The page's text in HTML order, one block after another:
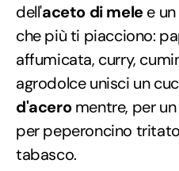
dell'aceto di melee un
che più ti piacciono:
affumicata, curry,
agrodolce unisci un
d'aceromentre, per
per peperoncino
tabasco.